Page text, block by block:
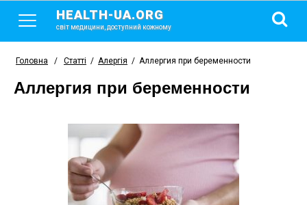
HEALTH-UA.ORG
світ медицини, доступний кожному
Головна / Статті / Алергія / Аллергия при беременности
Аллергия при беременности